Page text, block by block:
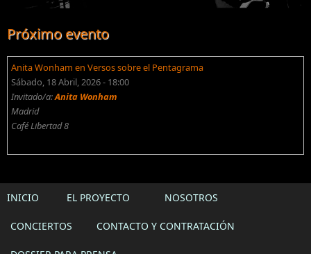
Próximo evento
Anita Wonham en Versos sobre el Pentagrama
Sábado, 18 Abril, 2026 - 18:00
Invitado/a:Anita Wonham
Madrid
Café Libertad 8
INICIO EL PROYECTO NOSOTROS
CONCIERTOS CONTACTO Y CONTRATACIÓN